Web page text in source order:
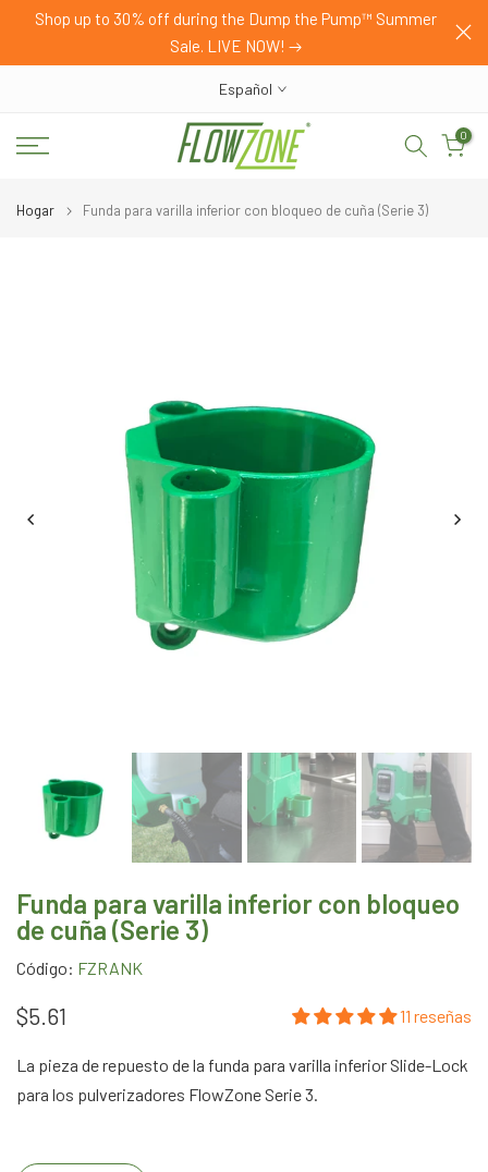
saltar
Shop up to 30% off during the Dump the Pump™ Summer
Sale. LIVE NOW!
Español
0
Hogar Funda para varilla inferior con bloqueo de cuña (Serie 3)
Funda para varilla inferior con bloqueo
de cuña (Serie 3)
Código: FZRANK
$5.61 11 reseñas
La pieza de repuesto de la funda para varilla inferior Slide-Lock
para los pulverizadores FlowZone Serie 3.